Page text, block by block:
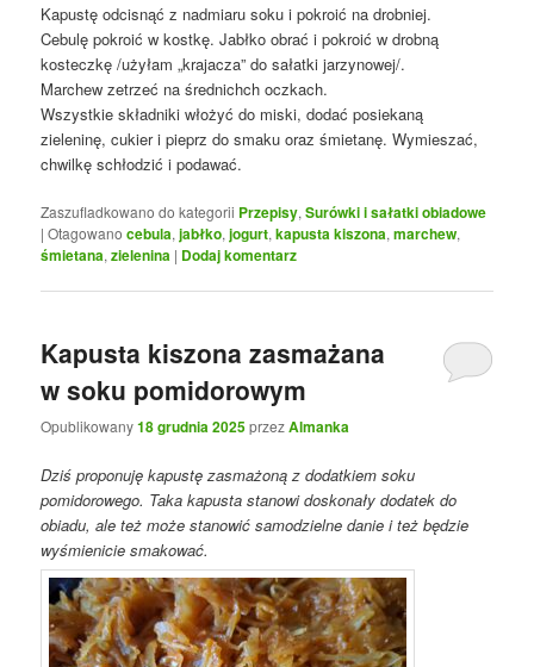
Kapustę odcisnąć z nadmiaru soku i pokroić na drobniej.
Cebulę pokroić w kostkę. Jabłko obrać i pokroić w drobną
kosteczkę /użyłam „krajacza” do sałatki jarzynowej/.
Marchew zetrzeć na średnichch oczkach.
Wszystkie składniki włożyć do miski, dodać posiekaną
zieleninę, cukier i pieprz do smaku oraz śmietanę. Wymieszać,
chwilkę schłodzić i podawać.
Zaszufladkowano do kategorii Przepisy,Surówki i sałatki obiadowe
|Otagowano cebula,jabłko,jogurt,kapusta kiszona,marchew,
śmietana,zielenina | Dodaj komentarz
Kapusta kiszona zasmażana
w soku pomidorowym
Opublikowany18 grudnia 2025przezAlmanka
Dziś proponuję kapustę zasmażoną z dodatkiem soku
pomidorowego. Taka kapusta stanowi doskonały dodatek do
obiadu, ale też może stanowić samodzielne danie i też będzie
wyśmienicie smakować.